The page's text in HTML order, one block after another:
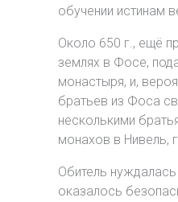
обучении истинам
Около 650 г., ещё
землях в Фосе,
монастыря, и,
братьев из Фоса
несколькими
монахов в Нивель,
Обитель
оказалось